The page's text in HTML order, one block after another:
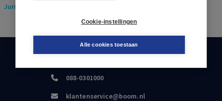
Cookie-instellingen
Alle cookies toestaan
Juridisch
088-0301000
klantenservice@boom.nl